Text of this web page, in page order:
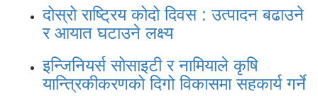
दोस्रो राष्ट्रिय कोदो दिवस : उत्पादन बढाउने
र आयात घटाउने लक्ष्य
इन्जिनियर्स सोसाइटी र नामियाले कृषि
यान्त्रिकीकरणको दिगो विकासमा सहकार्य गर्ने